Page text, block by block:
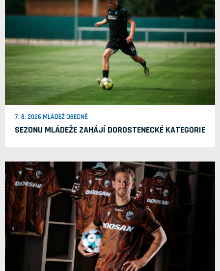
7. 8. 2026 MLÁDEŽ OBECNĚ
SEZONU MLÁDEŽE ZAHÁJÍ DOROSTENECKÉ KATEGORIE